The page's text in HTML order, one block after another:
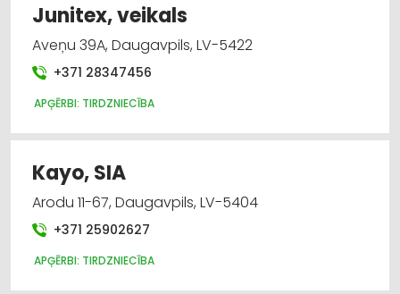
Junitex, veikals
Aveņu 39A, Daugavpils, LV-5422
+371 28347456
APĢĒRBI: TIRDZNIECĪBA
Kayo, SIA
Arodu 11-67, Daugavpils, LV-5404
+371 25902627
APĢĒRBI: TIRDZNIECĪBA